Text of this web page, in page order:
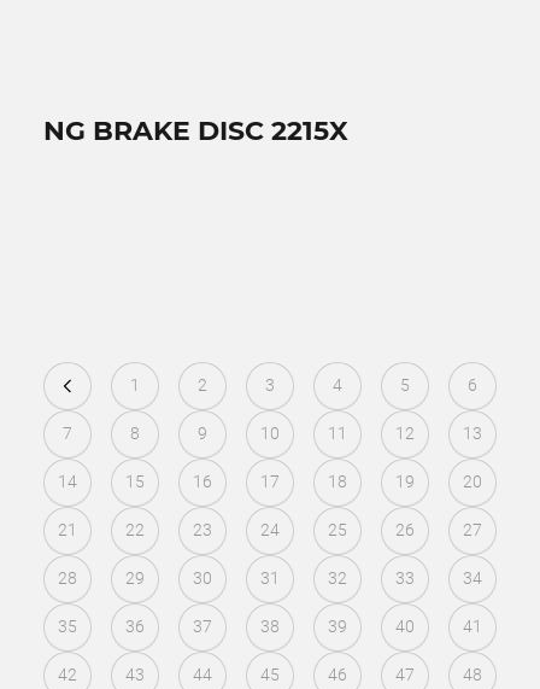
NG BRAKE DISC 2215X
1 2 3 4 5 6
7 8 9 10 11 12 13
14 15 16 17 18 19 20
21 22 23 24 25 26 27
28 29 30 31 32 33 34
35 36 37 38 39 40 41
42 43 44 45 46 47 48